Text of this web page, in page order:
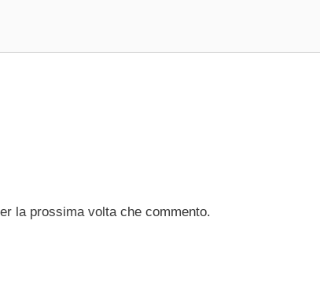
la prossima volta che commento.